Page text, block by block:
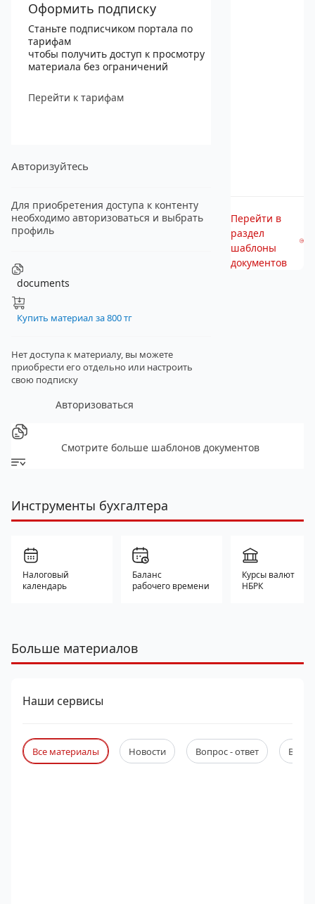
Оформить подписку
Станьте подписчиком портала по
тарифам
чтобы получить доступ к просмотру
материала без ограничений
Перейти к тарифам
Авторизуйтесь
Для приобретения доступа к контенту
необходимо авторизоваться и выбрать
профиль
documents
Купить материал за 800 тг
Нет доступа к материалу, вы можете
приобрести его отдельно или настроить
свою подписку
Авторизоваться
Перейти в
раздел
шаблоны
документов
Смотрите больше шаблонов документов
Инструменты бухгалтера
Налоговый
календарь
Баланс
рабочего времени
Курсы валют
НБРК
Больше материалов
Наши сервисы
Все материалы Новости Вопрос - ответ